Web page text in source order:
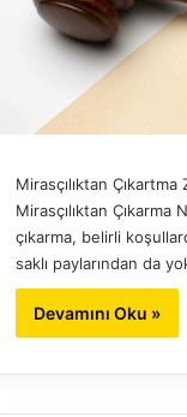
Mirasçılıktan
Mirasçılıktan Çıkarma
çıkarma, belirli
saklı paylarından da
Devamını Oku »